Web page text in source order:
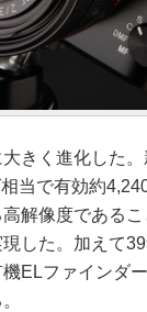
きく進化した
当で有効約
解像度である
した。加えて
ELファインダ